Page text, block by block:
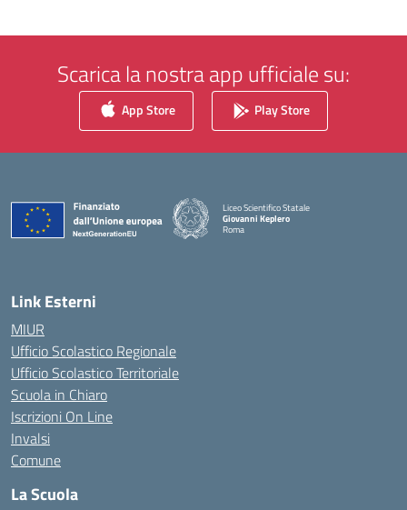
Scarica la nostra app ufficiale su:
App Store Play Store
Liceo Scientifico Statale
Giovanni Keplero
Roma
Link Esterni
MIUR
Ufficio Scolastico Regionale
Ufficio Scolastico Territoriale
Scuola in Chiaro
Iscrizioni On Line
Invalsi
Comune
La Scuola